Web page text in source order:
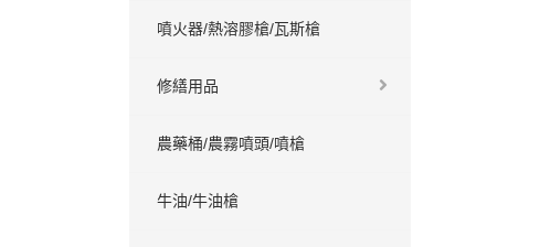
噴火器/熱溶膠槍/瓦斯槍
修繕用品
農藥桶/農霧噴頭/噴槍
牛油/牛油槍